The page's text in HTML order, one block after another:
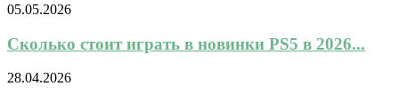
05.05.2026
Сколько стоит играть в новинки PS5 в 2026...
28.04.2026